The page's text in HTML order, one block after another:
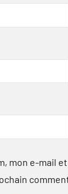
mon e-mail